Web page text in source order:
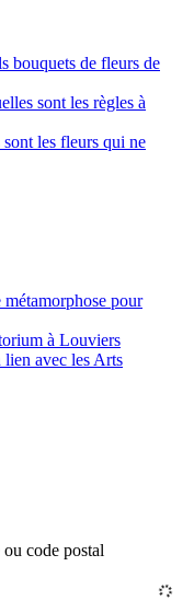
bouquets de fleurs de
sont les règles à
les fleurs qui ne
pour
à Louviers
lien avec les Arts
code postal